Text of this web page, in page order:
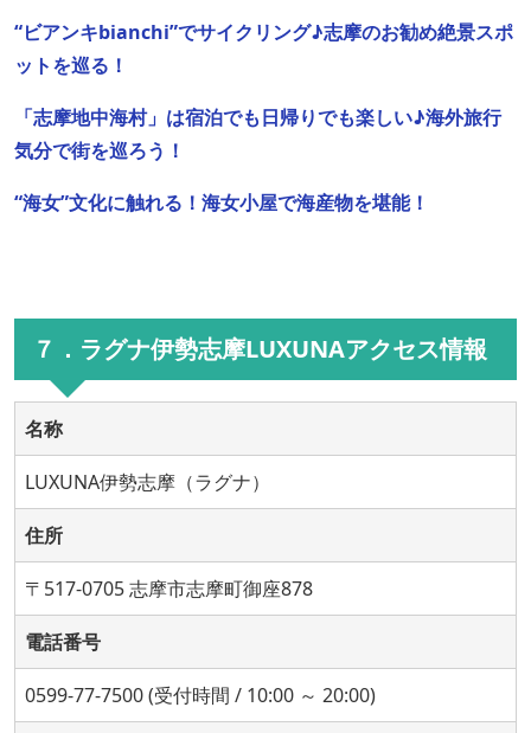
“ビアンキbianchi”でサイクリング♪志摩のお勧め絶景スポ
ットを巡る！
「志摩地中海村」は宿泊でも日帰りでも楽しい♪海外旅行
気分で街を巡ろう！
“海女”文化に触れる！海女小屋で海産物を堪能！
７．ラグナ伊勢志摩LUXUNAアクセス情報
名称
LUXUNA伊勢志摩（ラグナ）
住所
〒517-0705 志摩市志摩町御座878
電話番号
0599-77-7500 (受付時間 / 10:00 ～ 20:00)